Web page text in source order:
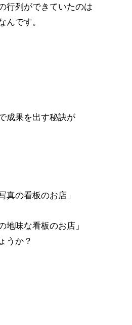
行列ができていたのは
んです。
成果を出す秘訣が
真の看板のお店」
地味な看板のお店」
うか？